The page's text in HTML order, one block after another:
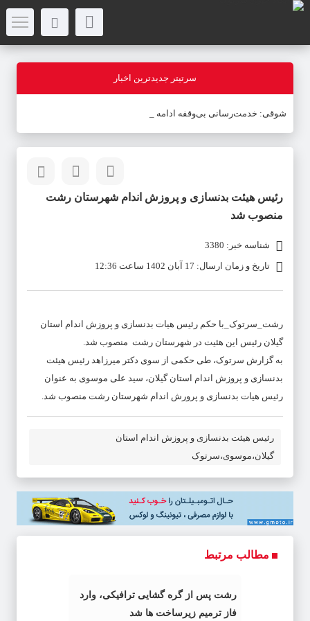
سرتیتر جدیدترین اخبار
شوقی: خدمت‌رسانی بی‌وقفه ادامه دارد
رئیس هیئت بدنسازی و پروزش اندام شهرستان رشت
منصوب شد
شناسه خبر: 3380
تاریخ و زمان ارسال: 17 آبان 1402 ساعت 12:36
رشت_سرتوک_با حکم رئیس هیات بدنسازی و پروزش اندام استان
گیلان رئیس این هئیت در شهرستان رشت منصوب شد.
به گزارش سرتوک، طی حکمی از سوی دکتر میرزاهد رئیس هیئت
بدنسازی و پروزش اندام استان گیلان، سید علی موسوی به عنوان
رئیس هیات بدنسازی و پرورش اندام شهرستان رشت منصوب شد.
رئیس هیئت بدنسازی و پروزش اندام استان
گیلان،موسوی،سرتوک
مطالب مرتبط
رشت پس از گره گشایی ترافیکی، وارد
فاز ترمیم زیرساخت ها شد